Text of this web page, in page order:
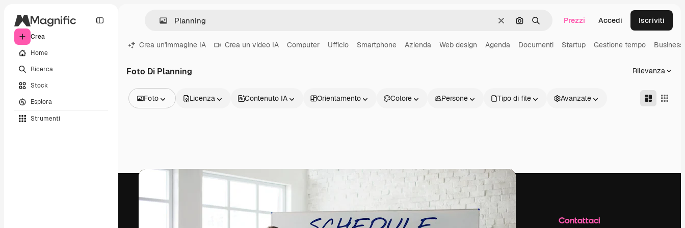
Crea
Home
Ricerca
Stock
Esplora
Strumenti
CancellaCerca per immagine
Ricerca Prezzi Accedi Iscriviti
Crea un'immagine IA Crea un video IA Computer Ufficio Smartphone Azienda Web design Agenda Documenti Startup Gestione tempo
Foto Di Planning Rilevanza
Foto
Video
Modelli di video
Licenza Contenuto IA Orientamento Colore Persone Tipo di file Avanzate
Prodotti Inizia Azienda Contattaci